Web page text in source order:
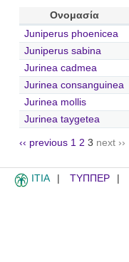
Ονομασία
Juniperus phoenicea
Juniperus sabina
Jurinea cadmea
Jurinea consanguinea
Jurinea mollis
Jurinea taygetea
‹‹ previous 1 2 3 next ››
ITIA ΤΥΠΠΕΡ